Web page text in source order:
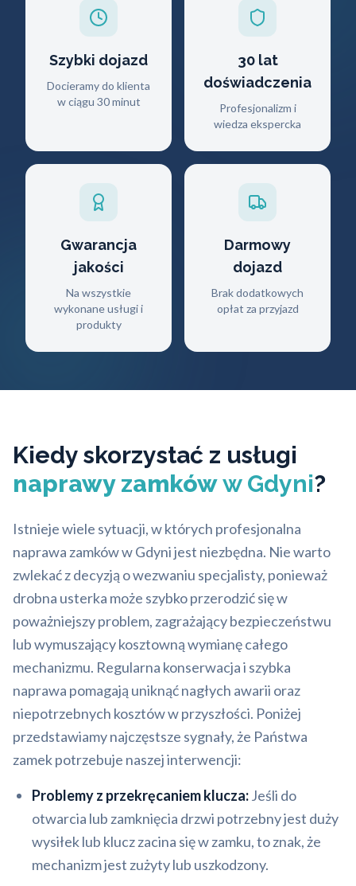
Szybki dojazd
Docieramy do klienta
w ciągu 30 minut
30 lat
doświadczenia
Profesjonalizm i
wiedza ekspercka
Gwarancja
jakości
Na wszystkie
wykonane usługi i
produkty
Darmowy
dojazd
Brak dodatkowych
opłat za przyjazd
Kiedy skorzystać z usługi
naprawy zamkóww Gdyni?
Istnieje wiele sytuacji, w których profesjonalna
naprawa zamków w Gdyni jest niezbędna. Nie warto
zwlekać z decyzją o wezwaniu specjalisty, ponieważ
drobna usterka może szybko przerodzić się w
poważniejszy problem, zagrażający bezpieczeństwu
lub wymuszający kosztowną wymianę całego
mechanizmu. Regularna konserwacja i szybka
naprawa pomagają uniknąć nagłych awarii oraz
niepotrzebnych kosztów w przyszłości. Poniżej
przedstawiamy najczęstsze sygnały, że Państwa
zamek potrzebuje naszej interwencji:
Problemy z przekręcaniem klucza:Jeśli do
otwarcia lub zamknięcia drzwi potrzebny jest duży
wysiłek lub klucz zacina się w zamku, to znak, że
mechanizm jest zużyty lub uszkodzony.